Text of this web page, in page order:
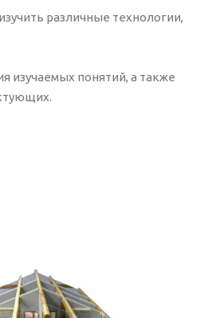
различные технологии,
изучаемых понятий, а также